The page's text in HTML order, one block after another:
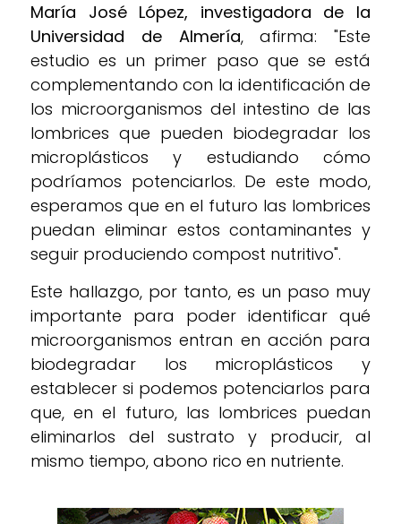
María José López, investigadora de la
Universidad de Almería, afirma: "Este
estudio es un primer paso que se está
complementando con la identificación de
los microorganismos del intestino de las
lombrices que pueden biodegradar los
microplásticos y estudiando cómo
podríamos potenciarlos. De este modo,
esperamos que en el futuro las lombrices
puedan eliminar estos contaminantes y
seguir produciendo compost nutritivo".
Este hallazgo, por tanto, es un paso muy
importante para poder identificar qué
microorganismos entran en acción para
biodegradar los microplásticos y
establecer si podemos potenciarlos para
que, en el futuro, las lombrices puedan
eliminarlos del sustrato y producir, al
mismo tiempo, abono rico en nutriente.